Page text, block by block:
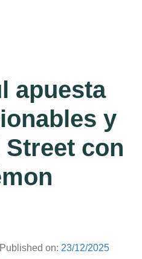
apuesta
y
Street con
Published on: 23/12/2025